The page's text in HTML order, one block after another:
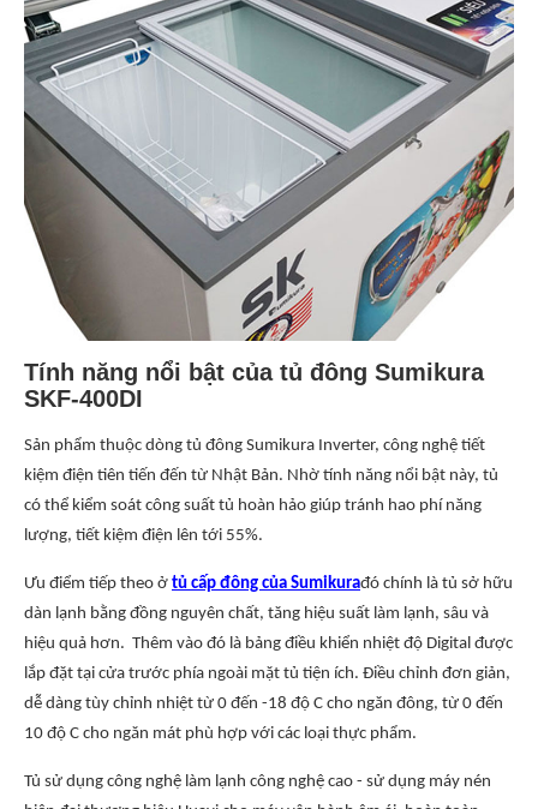
Tính năng nổi bật của tủ đông Sumikura
SKF-400DI
Sản phẩm thuộc dòng tủ đông Sumikura Inverter, công nghệ tiết
kiệm điện tiên tiến đến từ Nhật Bản. Nhờ tính năng nổi bật này, tủ
có thể kiểm soát công suất tủ hoàn hảo giúp tránh hao phí năng
lượng, tiết kiệm điện lên tới 55%.
Ưu điểm tiếp theo ở tủ cấp đông của Sumikurađó chính là tủ sở hữu
dàn lạnh bằng đồng nguyên chất, tăng hiệu suất làm lạnh, sâu và
hiệu quả hơn. Thêm vào đó là bảng điều khiển nhiệt độ Digital được
lắp đặt tại cửa trước phía ngoài mặt tủ tiện ích. Điều chỉnh đơn giản,
dễ dàng tùy chỉnh nhiệt từ 0 đến -18 độ C cho ngăn đông, từ 0 đến
10 độ C cho ngăn mát phù hợp với các loại thực phẩm.
Tủ sử dụng công nghệ làm lạnh công nghệ cao - sử dụng máy nén